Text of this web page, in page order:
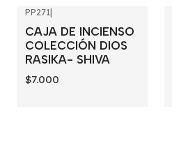
PP271|
CAJA DE INCIENSO
COLECCIÓN DIOS
RASIKA- SHIVA
$7.000